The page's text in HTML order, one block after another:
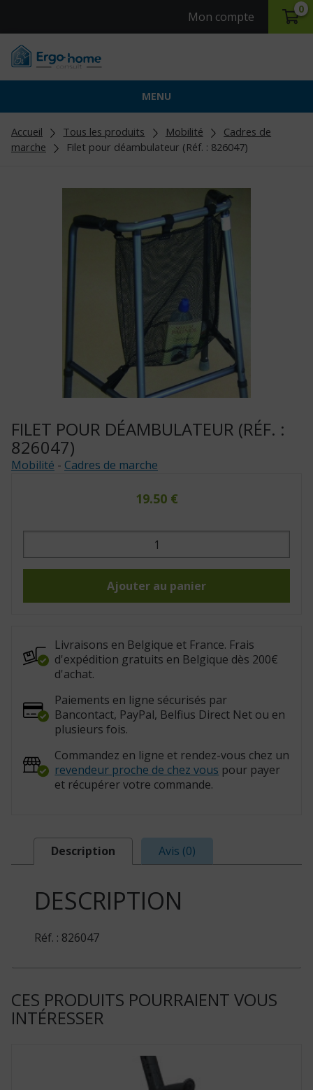
Mon compte
0
MENU
Accueil Tous les produits Mobilité
Cadres de
marche
Filet pour déambulateur (Réf. : 826047)
FILET POUR DÉAMBULATEUR (RÉF. :
826047)
Mobilité - Cadres de marche
19.50 €
quantité
Filet
826047)
Ajouter au panier
Livraisons en Belgique et France. Frais
d'expédition gratuits en Belgique dès 200€
d'achat.
Paiements en ligne sécurisés par
Bancontact, PayPal, Belfius Direct Net ou en
plusieurs fois.
Commandez en ligne et rendez-vous chez un
revendeur proche de chez vous pour payer
et récupérer votre commande.
Description Avis (0)
DESCRIPTION
Réf. : 826047
CES PRODUITS POURRAIENT VOUS
INTÉRESSER